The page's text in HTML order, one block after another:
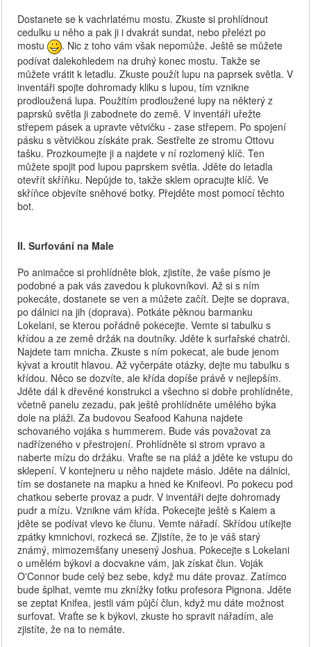
Dostanete se k vachrlatému mostu. Zkuste si prohlídnout
cedulku u něho a pak ji i dvakrát sundat, nebo přelézt po
mostu
. Nic z toho vám však nepomůže. Ještě se můžete
podívat dalekohledem na druhý konec mostu. Takže se
můžete vrátit k letadlu. Zkuste použít lupu na paprsek světla. V
inventáři spojte dohromady kliku s lupou, tím vznikne
prodloužená lupa. Použitím prodloužené lupy na některý z
paprsků světla ji zabodnete do země. V inventáři uřežte
střepem pásek a upravte větvičku - zase střepem. Po spojení
pásku s větvičkou získáte prak. Sestřelte ze stromu Ottovu
tašku. Prozkoumejte ji a najdete v ní rozlomený klíč. Ten
můžete spojit pod lupou paprskem světla. Jděte do letadla
otevřít skříňku. Nepůjde to, takže sklem opracujte klíč. Ve
skříňce objevíte sněhové botky. Přejděte most pomocí těchto
bot.
II. Surfování na Male
Po animačce si prohlídněte blok, zjistíte, že vaše písmo je
podobné a pak vás zavedou k plukovníkovi. Až si s ním
pokecáte, dostanete se ven a můžete začít. Dejte se doprava,
po dálnici na jih (doprava). Potkáte pěknou barmanku
Lokelani, se kterou pořádně pokecejte. Vemte si tabulku s
křídou a ze země držák na doutníky. Jděte k surfařské chatrči.
Najdete tam mnicha. Zkuste s ním pokecat, ale bude jenom
kývat a kroutit hlavou. Až vyčerpáte otázky, dejte mu tabulku s
křídou. Něco se dozvíte, ale křída dopíše právě v nejlepším.
Jděte dál k dřevěné konstrukci a všechno si dobře prohlídněte,
včetně panelu zezadu, pak ještě prohlídněte umělého býka
dole na pláži. Za budovou Seafood Kahuna najdete
schovaného vojáka s hummerem. Bude vás považovat za
nadřízeného v přestrojení. Prohlídněte si strom vpravo a
naberte mízu do držáku. Vraťte se na pláž a jděte ke vstupu do
sklepení. V kontejneru u něho najdete máslo. Jděte na dálnici,
tím se dostanete na mapku a hned ke Knifeovi. Po pokecu pod
chatkou seberte provaz a pudr. V inventáři dejte dohromady
pudr a mízu. Vznikne vám křída. Pokecejte ještě s Kaiem a
jděte se podívat vlevo ke člunu. Vemte nářadí. Skřídou utíkejte
zpátky kmnichovi, rozkecá se. Zjistíte, že to je váš starý
známý, mimozemšťany unesený Joshua. Pokecejte s Lokelani
o umělém býkovi a docvakne vám, jak získat člun. Voják
O'Connor bude celý bez sebe, když mu dáte provaz. Zatímco
bude šplhat, vemte mu zknížky fotku profesora Pignona. Jděte
se zeptat Knifea, jestli vám půjčí člun, když mu dáte možnost
surfovat. Vraťte se k býkovi, zkuste ho spravit nářadím, ale
zjistíte, že na to nemáte.